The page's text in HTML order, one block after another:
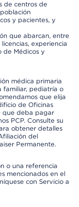
de centros de
y pacientes, y
que abarcan, entre
experiencia
de Médicos y
médica primaria
familiar, pediatría o
que elija
de Oficinas
que deba pagar
PCP. Consulte su
obtener detalles
del
Permanente.
o una referencia
mencionados en el
con Servicio a